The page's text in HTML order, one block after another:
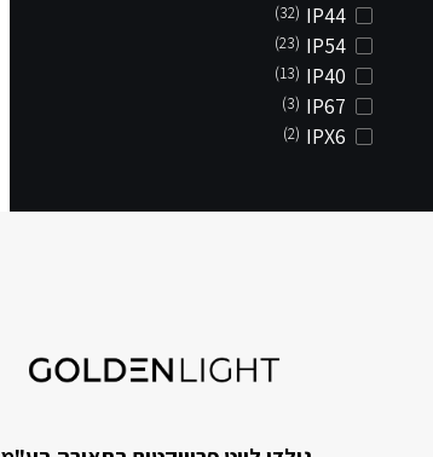
IP44
(32)
IP54
(23)
IP40
(13)
IP67
(3)
IPX6
(2)